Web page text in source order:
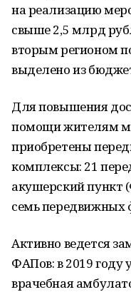
на реализацию
свыше 2,5 млрд
вторым регионом
выделено из
Для повышения
помощи жителям
приобретены
комплексы: 21
акушерский пункт
семь передвижных
Активно ведется
ФАПов: в 2019 году
врачебная